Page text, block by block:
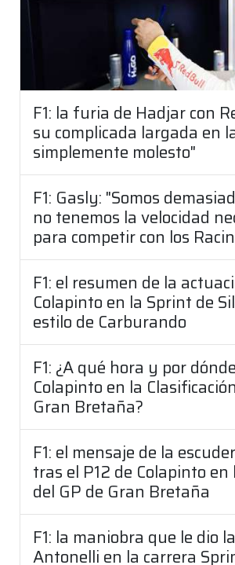
F1: la furia de Hadjar con
su complicada largada en
simplemente molesto"
F1: Gasly: "Somos
no tenemos la velocidad
para competir con los
F1: el resumen de la
Colapinto en la Sprint de
estilo de Carburando
F1: ¿A qué hora y por
Colapinto en la
Gran Bretaña?
F1: el mensaje de la
tras el P12 de Colapinto
del GP de Gran Bretaña
F1: la maniobra que le dio
Antonelli en la carrera